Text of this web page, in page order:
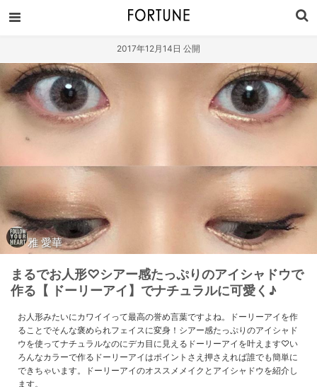
2017年12月14日 公開
雅 愛華
まるでお人形♡シアー感たっぷりのアイシャドウで
作る【 ドーリーアイ】でナチュラルに可愛く♪
お人形みたいにカワイイって最高の誉め言葉ですよね。ドーリーアイを作
ることでそんな褒められフェイスに変身！シアー感たっぷりのアイシャド
ウを使ってナチュラルなのにデカ目に見えるドーリーアイを叶えます♡い
ろんなカラーで作るドーリーアイはポイントさえ押さえれば誰でも簡単に
できちゃいます。ドーリーアイのオススメメイクとアイシャドウを紹介し
ます。